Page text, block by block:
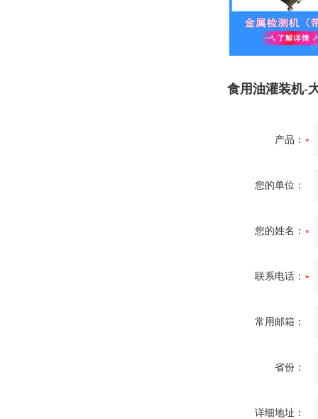
食用油灌装机-
产品：
您的单位：
您的姓名：
联系电话：
常用邮箱：
省份：
详细地址：